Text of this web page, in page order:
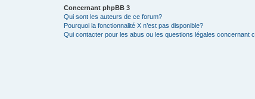
Concernant phpBB 3
Qui sont les auteurs de ce forum?
Pourquoi la fonctionnalité X n’est pas disponible?
Qui contacter pour les abus ou les questions légales concernant